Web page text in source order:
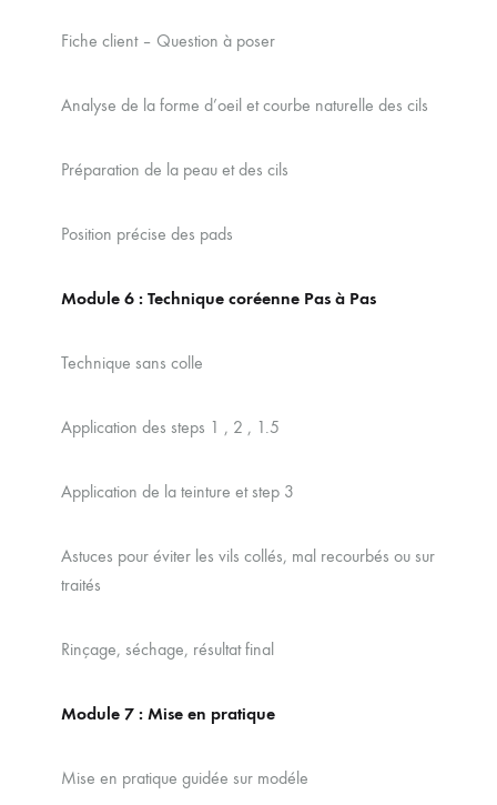
Fiche client – Question à poser
Analyse de la forme d’oeil et courbe naturelle des cils
Préparation de la peau et des cils
Position précise des pads
Module 6 : Technique coréenne Pas à Pas
Technique sans colle
Application des steps 1 , 2 , 1.5
Application de la teinture et step 3
Astuces pour éviter les vils collés, mal recourbés ou sur
traités
Rinçage, séchage, résultat final
Module 7 : Mise en pratique
Mise en pratique guidée sur modéle